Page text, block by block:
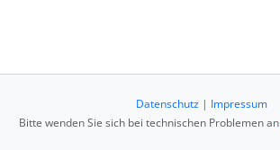
Datenschutz | Impressum
Bitte wenden Sie sich bei technischen Problemen an